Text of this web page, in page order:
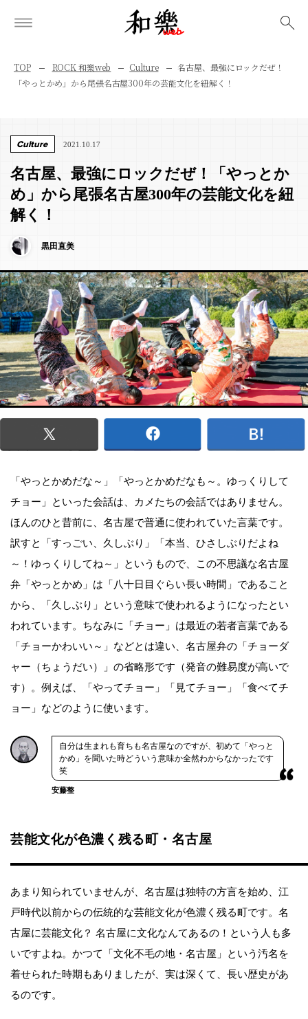
TOP ROCK 和樂web Culture
名古屋、最強にロックだぜ！
「やっとかめ」から尾張名古屋300年の芸能文化を紐解く！
Culture 2021.10.17
名古屋、最強にロックだぜ！「やっとか
め」から尾張名古屋300年の芸能文化を紐
解く！
黒田直美
「やっとかめだな～」「やっとかめだなも～。ゆっくりして
チョー」といった会話は、カメたちの会話ではありません。
ほんのひと昔前に、名古屋で普通に使われていた言葉です。
訳すと「すっごい、久しぶり」「本当、ひさしぶりだよね
～！ゆっくりしてね～」というもので、この不思議な名古屋
弁「やっとかめ」は「八十日目ぐらい長い時間」であること
から、「久しぶり」という意味で使われるようになったとい
われています。ちなみに「チョー」は最近の若者言葉である
「チョーかわいい～」などとは違い、名古屋弁の「チョーダ
ャー（ちょうだい）」の省略形です（発音の難易度が高いで
す）。例えば、「やってチョー」「見てチョー」「食べてチ
ョー」などのように使います。
自分は生まれも育ちも名古屋なのですが、初めて「やっと
かめ」を聞いた時どういう意味か全然わからなかったです
笑
安藤整
芸能文化が色濃く残る町・名古屋
あまり知られていませんが、名古屋は独特の方言を始め、江
戸時代以前からの伝統的な芸能文化が色濃く残る町です。名
古屋に芸能文化？ 名古屋に文化なんてあるの！という人も多
いですよね。かつて「文化不毛の地・名古屋」という汚名を
着せられた時期もありましたが、実は深くて、長い歴史があ
るのです。